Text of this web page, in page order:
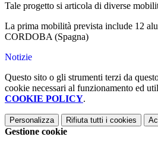
Tale progetto si articola di diverse
La prima mobilità prevista include 12
CORDOBA (Spagna)
Notizie
Questo sito o gli strumenti terzi da
cookie necessari al funzionamento ed
COOKIE POLICY.
Personalizza Rifiuta tutti i cookies
Gestione cookie